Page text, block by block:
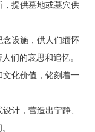
提供墓地或墓穴供
设施，供人们缅怀
们的哀思和追忆。
化价值，铭刻着一
计，营造出宁静、